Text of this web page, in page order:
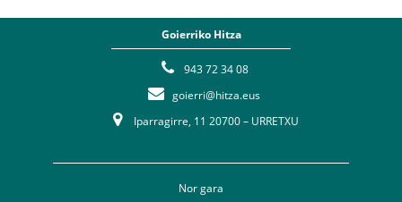
Goierriko Hitza
943 72 34 08
goierri@hitza.eus
Iparragirre, 11 20700 – URRETXU
Nor gara